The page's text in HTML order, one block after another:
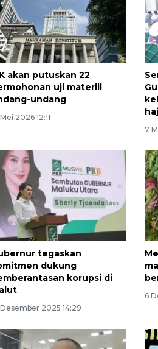
akan putuskan 22
uji materiil
undang
2026 12:11
7
tegaskan
dukung
korupsi di
Desember 2025 14:29
6